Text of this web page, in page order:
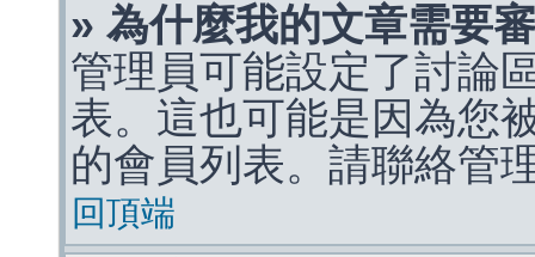
» 為什麼我的文章需要
管理員可能設定了討論
表。這也可能是因為您
的會員列表。請聯絡管
回頂端